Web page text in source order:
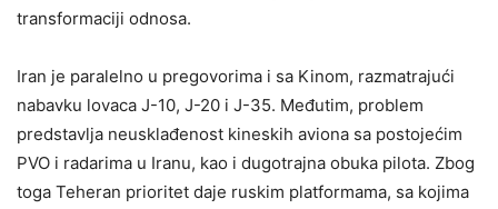
transformaciji odnosa.
Iran je paralelno u pregovorima i sa Kinom, razmatrajući
nabavku lovaca J-10, J-20 i J-35. Međutim, problem
predstavlja neusklađenost kineskih aviona sa postojećim
PVO i radarima u Iranu, kao i dugotrajna obuka pilota. Zbog
toga Teheran prioritet daje ruskim platformama, sa kojima